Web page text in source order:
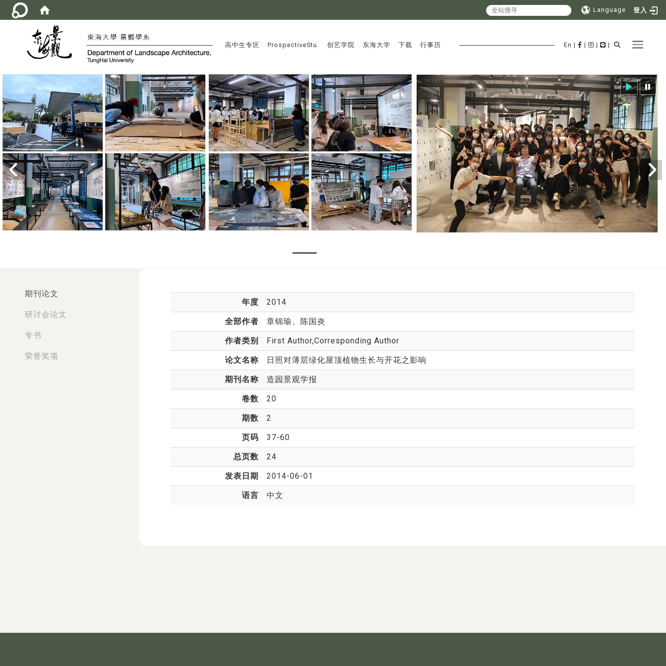
Language 登入
Toggle
:::
高中生专区 ProspectiveStu. 创艺学院 东海大学 下载 行事历 En | | | |
期刊论文
研讨会论文
专书
荣誉奖项
年度 2014
全部作者 章锦瑜 、陈国炎
作者类别 First Author,Corresponding Author
论文名称 日照对薄层绿化屋顶植物生长与开花之影响
期刊名称 造园景观学报
卷数 20
期数 2
页码 37-60
总页数 24
发表日期 2014-06-01
语言 中文